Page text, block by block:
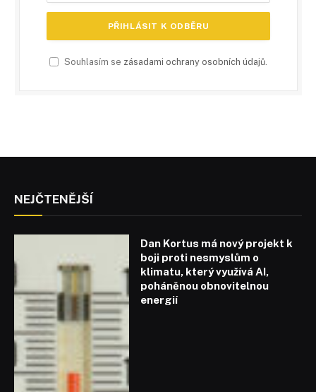
Souhlasím se zásadami ochrany osobních údajů.
NEJČTENĚJŠÍ
Dan Kortus má nový projekt k
boji proti nesmyslům o
klimatu, který využívá AI,
poháněnou obnovitelnou
energií